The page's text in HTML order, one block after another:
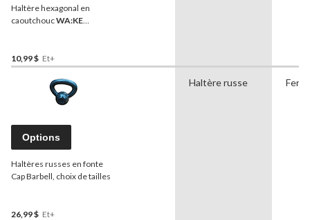
Haltère hexagonal en
caoutchoucWA:KE
10,99 $ Et+
Options
Haltères russes en fonte
Cap Barbell, choix de tailles
26,99 $ Et+
Haltère russe Fer à